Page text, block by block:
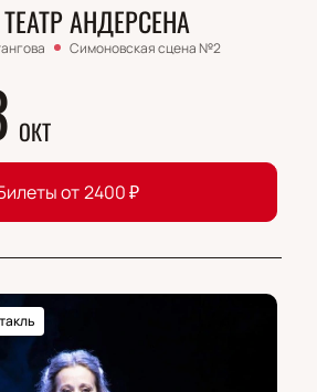
АНДЕРСЕНА
Симоновская сцена №2
ОКТ
от2400₽